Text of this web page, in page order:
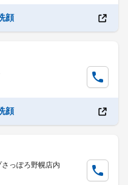
顔
顔
っぽろ野幌店内